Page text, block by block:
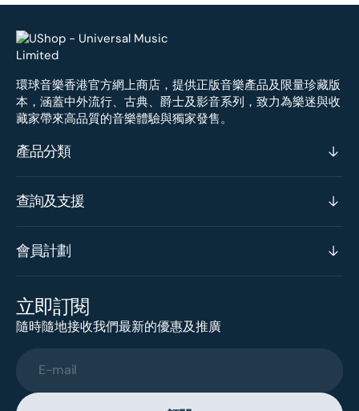
環球音樂香港官方網上商店，提供正版音樂產品及限量珍藏版
本，涵蓋中外流行、古典、爵士及影音系列，致力為樂迷與收
藏家帶來高品質的音樂體驗與獨家發售。
產品分類
查詢及支援
會員計劃
立即訂閱
隨時隨地接收我們最新的優惠及推廣
E-mail